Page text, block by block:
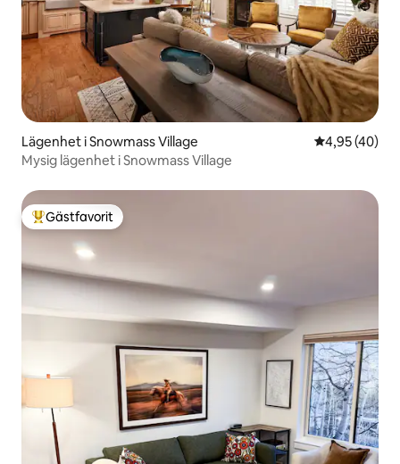
Lägenhet i Snowmass Village 4,95 av 5 i
4,95 (40)
Mysig lägenhet i Snowmass Village
Populär gästfavorit
Gästfavorit